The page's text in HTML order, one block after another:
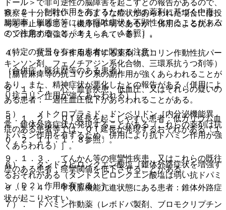
ドール＞で非可逆性の脳障害を起こすとの報告があるので、
観察を十分に行い、このような症状があらわれた場合には投
与を中止すること（機序は不明であるが、併用による抗ドパ
ミン作用の増強等が考えられている）］。
４）． 抗コリン作用を有する薬剤（抗コリン作動性抗パー
キンソン剤、フェノチアジン系化合物、三環系抗うつ剤等）
［腸管麻痺等の抗コリン系の副作用が強くあらわれることが
あり、また、精神症状が悪化したとの報告がある（併用によ
り抗コリン作用が強くあらわれる）］。
５）． メトクロプラミド、ドンペリドン［内分泌機能異
常、錐体外路症状が発現することがある（これらの薬剤は抗
ドパミン作用を有するため、併用により抗ドパミン作用が強
くあらわれる）］。
６）． タンドスピロンクエン酸塩［錐体外路症状を増強す
るおそれがある（タンドスピロンクエン酸塩は弱い抗ドパミ
ン（Ｄ２）作用を有する）］。
７）． ドパミン作動薬（レボドパ製剤、ブロモクリプチン
８．２． 制吐作用を有するため、他の薬剤に基づく中毒、
腸閉塞、脳腫瘍等による嘔吐症状を不顕性化することがある
ので注意すること〔１１．１．４参照〕。
（特定の背景を有する患者に関する注意）
（合併症・既往歴等のある患者）
９．１．１． 心・血管疾患、低血圧、又はそれらの疑いの
ある患者：一過性血圧低下があらわれることがある。
９．１．２． ＱＴ延長を起こしやすい患者：低カリウム血
症のある患者等では、ＱＴ延長が発現するおそれがある〔１
０．２、１１．１．８参照〕。
９．１．３． てんかん等の痙攣性疾患、又はこれらの既往
歴のある患者：痙攣閾値を低下させることがある。
９．１．４． 甲状腺機能亢進状態にある患者：錐体外路症
状が起こりやすい。